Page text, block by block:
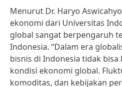
Menurut Dr. Haryo
ekonomi dari Universitas
global sangat berpengaruh
Indonesia. “Dalam era
bisnis di Indonesia tidak
kondisi ekonomi global.
komoditas, dan kebijakan